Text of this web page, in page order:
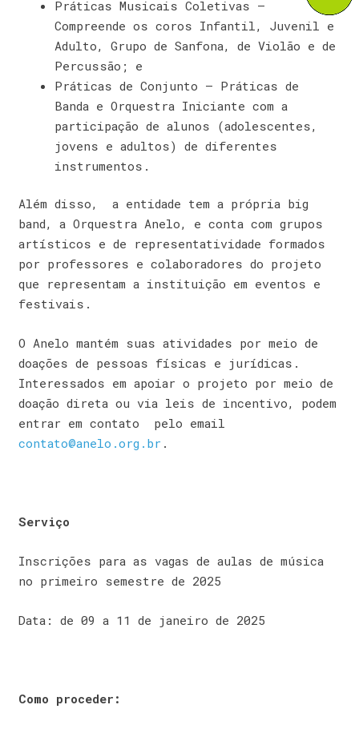
Práticas Musicais Coletivas –
Compreende os coros Infantil, Juvenil e
Adulto, Grupo de Sanfona, de Violão e de
Percussão; e
Práticas de Conjunto – Práticas de
Banda e Orquestra Iniciante com a
participação de alunos (adolescentes,
jovens e adultos) de diferentes
instrumentos.
Além disso, a entidade tem a própria big
band, a Orquestra Anelo, e conta com grupos
artísticos e de representatividade formados
por professores e colaboradores do projeto
que representam a instituição em eventos e
festivais.
O Anelo mantém suas atividades por meio de
doações de pessoas físicas e jurídicas.
Interessados em apoiar o projeto por meio de
doação direta ou via leis de incentivo, podem
entrar em contato pelo email
contato@anelo.org.br .
Serviço
Inscrições para as vagas de aulas de música
no primeiro semestre de 2025
Data: de 09 a 11 de janeiro de 2025
Como proceder: